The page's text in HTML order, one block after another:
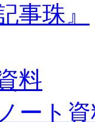
事珠』
料
ート